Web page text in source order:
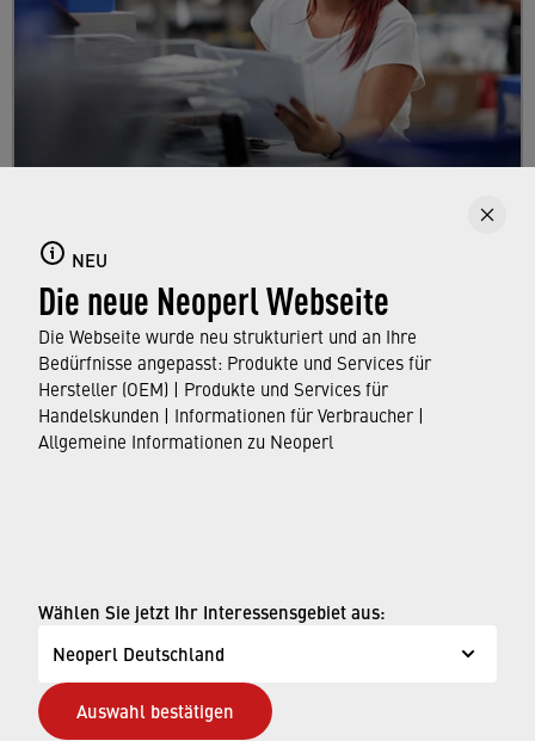
NEU
Die neue Neoperl Webseite
Die Webseite wurde neu strukturiert und an Ihre
Bedürfnisse angepasst: Produkte und Services für
Hersteller (OEM) | Produkte und Services für
Handelskunden | Informationen für Verbraucher |
Allgemeine Informationen zu Neoperl
Wählen Sie jetzt Ihr Interessensgebiet aus:
Neoperl Deutschland
Auswahl bestätigen
Informieren Sie sich über die vielfältigen
Möglichkeiten, die Neoperl als Arbeitgeber für
Berufseinsteiger, Schüler, Studenten und
Professionals bietet.
ERFAHREN SIE MEHR
Impressum
Datenschutzseite